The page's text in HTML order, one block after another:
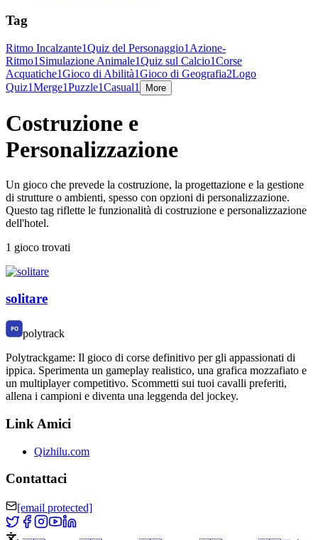
Tag
Ritmo Incalzante1Quiz del Personaggio1 Azione-
Ritmo1 Simulazione Animale1Quiz sul Calcio1Corse
Acquatiche1Gioco di Abilità1Gioco di Geografia2Logo
Quiz1Merge1Puzzle1Casual1 More
Costruzione e
Personalizzazione
Un gioco che prevede la costruzione, la progettazione e la gestione
di strutture o ambienti, spesso con opzioni di personalizzazione.
Questo tag riflette le funzionalità di costruzione e personalizzazione
dell'hotel.
1 gioco trovati
solitare
polytrack
Polytrackgame: Il gioco di corse definitivo per gli appassionati di
ippica. Sperimenta un gameplay realistico, una grafica mozzafiato e
un multiplayer competitivo. Scommetti sui tuoi cavalli preferiti,
allena i campioni e diventa una leggenda del jockey.
Link Amici
Qizhilu.com
Contattaci
[email protected]